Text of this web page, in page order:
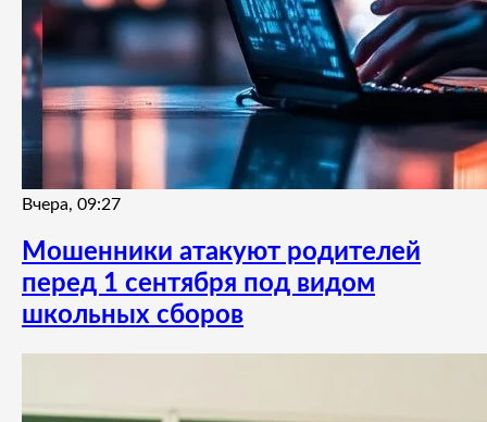
Вчера, 09:27
Мошенники атакуют родителей
перед 1 сентября под видом
школьных сборов